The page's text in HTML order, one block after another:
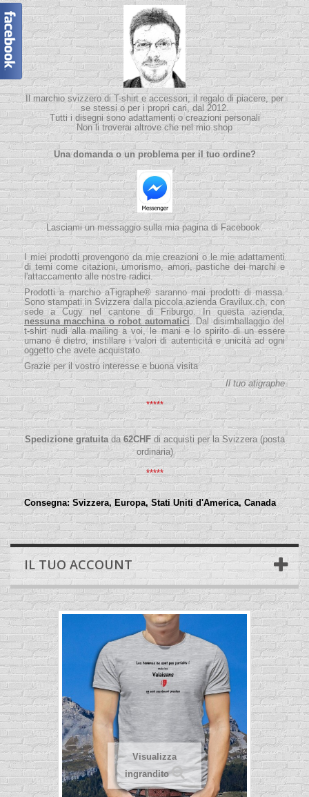
Il marchio svizzero di T-shirt e accessori, il regalo di piacere, per
se stessi o per i propri cari, dal 2012.
Tutti i disegni sono adattamenti o creazioni personali
Non li troverai altrove che nel mio shop
Una domanda o un problema per il tuo ordine?
Lasciami un messaggio sulla mia pagina di Facebook.
I miei prodotti provengono da mie creazioni o le mie adattamenti
di temi come citazioni, umorismo, amori, pastiche dei marchi e
l'attaccamento alle nostre radici.
Prodotti a marchio aTigraphe® saranno mai prodotti di massa.
Sono stampati in Svizzera dalla piccolaazienda Gravilux.ch, con
sede a Cugy nel cantone di Friburgo. In questa azienda,
nessuna macchina o robot automatici. Dal disimballaggio del
t-shirt nudi alla mailing a voi, le mani e lo spirito di un essere
umano è dietro, instillare i valori di autenticità e unicità ad ogni
oggetto che avete acquistato.
Grazie per il vostro interesse e buona visita
Il tuo atigraphe
*****
Spedizione gratuitada62CHFdi acquisti per la Svizzera (posta
ordinaria)
*****
Consegna: Svizzera, Europa, Stati Uniti d'America, Canada
IL TUO ACCOUNT
Visualizza
ingrandito